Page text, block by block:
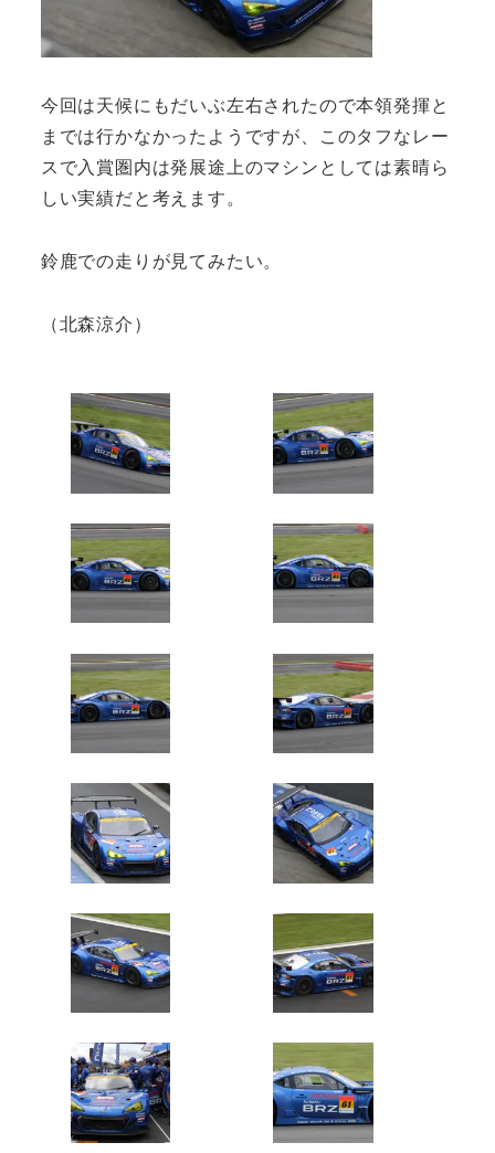
今回は天候にもだいぶ左右されたので本領発揮と
までは行かなかったようですが、このタフなレー
スで入賞圏内は発展途上のマシンとしては素晴ら
しい実績だと考えます。
鈴鹿での走りが見てみたい。
（北森涼介）